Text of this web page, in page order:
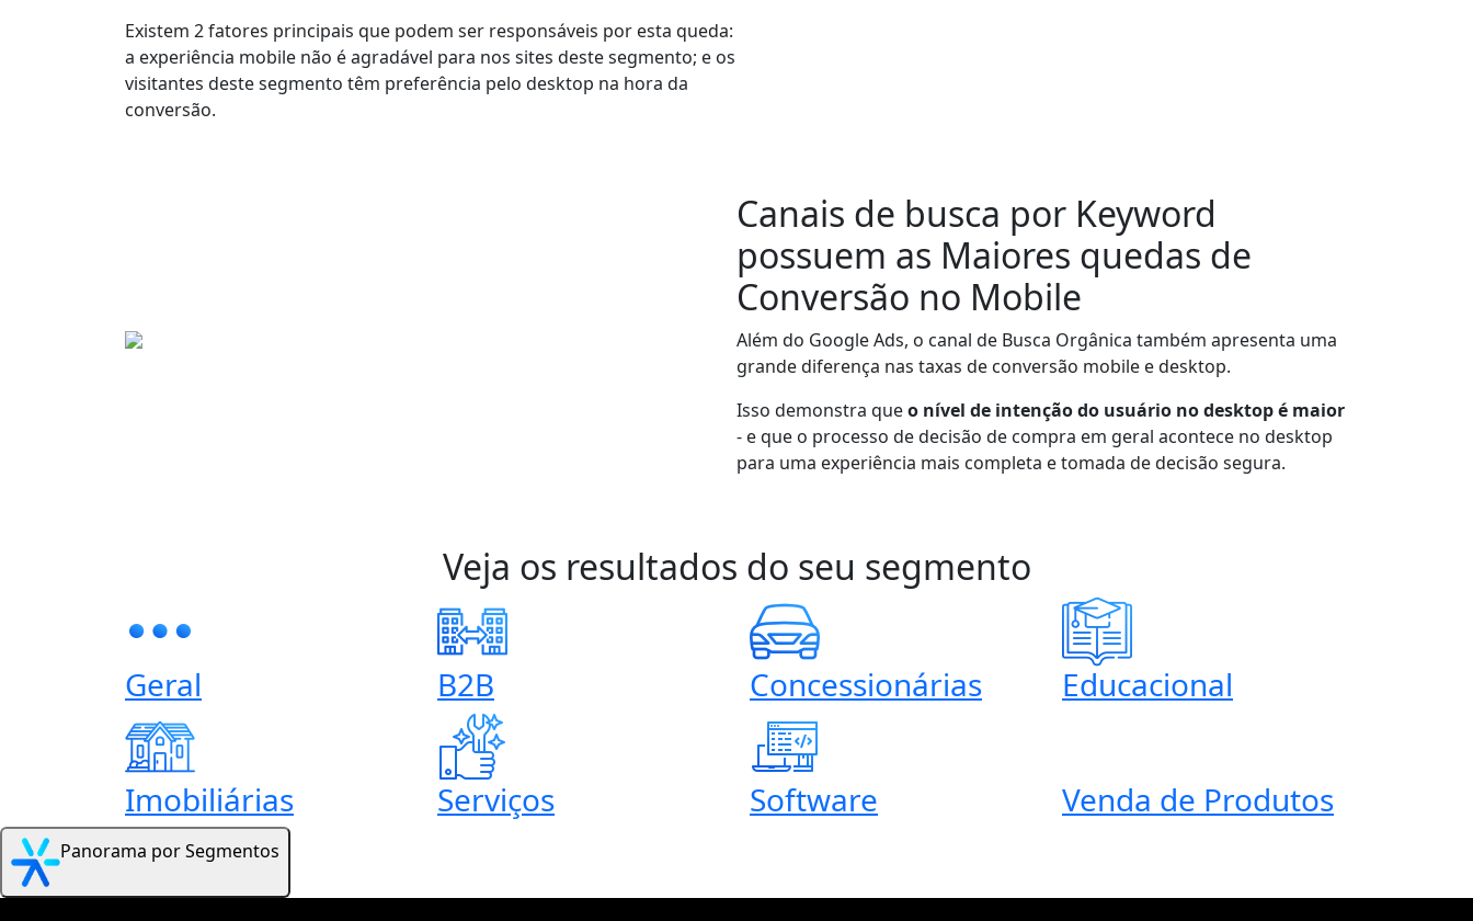
Existem 2 fatores principais que podem ser responsáveis por esta queda:
a experiência mobile não é agradável para nos sites deste segmento; e os
visitantes deste segmento têm preferência pelo desktop na hora da
conversão.
Canais de busca por Keyword
possuem as Maiores quedas de
Conversão no Mobile
Além do Google Ads, o canal de Busca Orgânica também apresenta uma
grande diferença nas taxas de conversão mobile e desktop.
Isso demonstra queo nível de intenção do usuário no desktop é maior
- e que o processo de decisão de compra em geral acontece no desktop
para uma experiência mais completa e tomada de decisão segura.
Veja os resultados do seu segmento
Geral B2B Concessionárias Educacional
Imobiliárias Serviços Software Venda de Produtos
Panorama por Segmentos